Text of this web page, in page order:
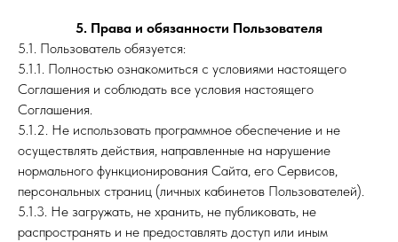
5. Права и обязанности Пользователя
5.1. Пользователь обязуется:
5.1.1. Полностью ознакомиться с условиями настоящего
Соглашения и соблюдать все условия настоящего
Соглашения.
5.1.2. Не использовать программное обеспечение и не
осуществлять действия, направленные на нарушение
нормального функционирования Сайта, его Сервисов,
персональных страниц (личных кабинетов Пользователей).
5.1.3. Не загружать, не хранить, не публиковать, не
распространять и не предоставлять доступ или иным